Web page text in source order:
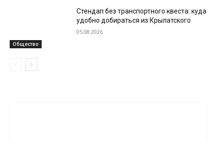
Общество
Стендап без транспортного квеста: куда
удобно добираться из Крылатского
05.08.2026